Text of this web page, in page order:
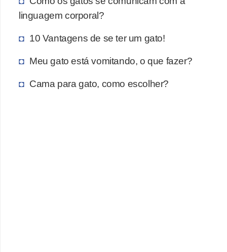
linguagem corporal?
10 Vantagens de se ter um gato!
Meu gato está vomitando, o que fazer?
Cama para gato, como escolher?